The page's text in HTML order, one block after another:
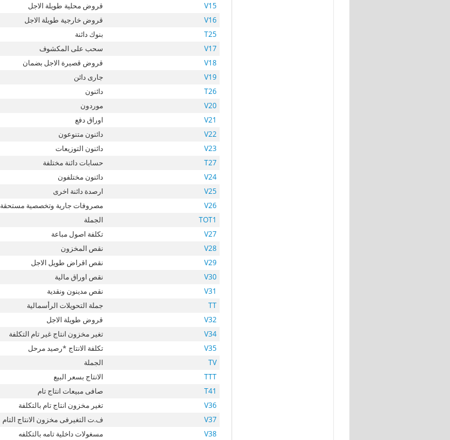
V15
قروض محلية طويلة الاجل
V16
قروض خارجية طويلة الاجل
T25
بنوك دائنة
V17
سحب على المكشوف
V18
قروض قصيرة الاجل بضمان
V19
جارى دائن
T26
دائنون
V20
موردون
V21
اوراق دفع
V22
دائنون متنوعون
V23
دائنون التوزيعات
T27
حسابات دائنة مختلفة
V24
دائنون مختلفون
V25
ارصدة دائنة اخرى
V26
مصروفات جارية وتخصصية مستحقة
TOT1
الجملة
V27
تكلفة اصول مباعة
V28
نقص المخزون
V29
نقص اقراض طويل الاجل
V30
نقص اوراق مالية
V31
نقص مدينون ونقدية
TT
جملة التحويلات الرأسمالية
V32
قروض طويلة الاجل
V34
تغير مخزون انتاج غير تام التكلفة
V35
تكلفة الانتاج *رصيد مرحل
TV
الجملة
TTT
الانتاج بسعر البيع
T41
صافى مبيعات انتاج تام
V36
تغير مخزون انتاج تام بالتكلفة
V37
ف.ت التغيرفى مخزون الانتاج التام
V38
مسغولات داخلية تامه بالتكلفه